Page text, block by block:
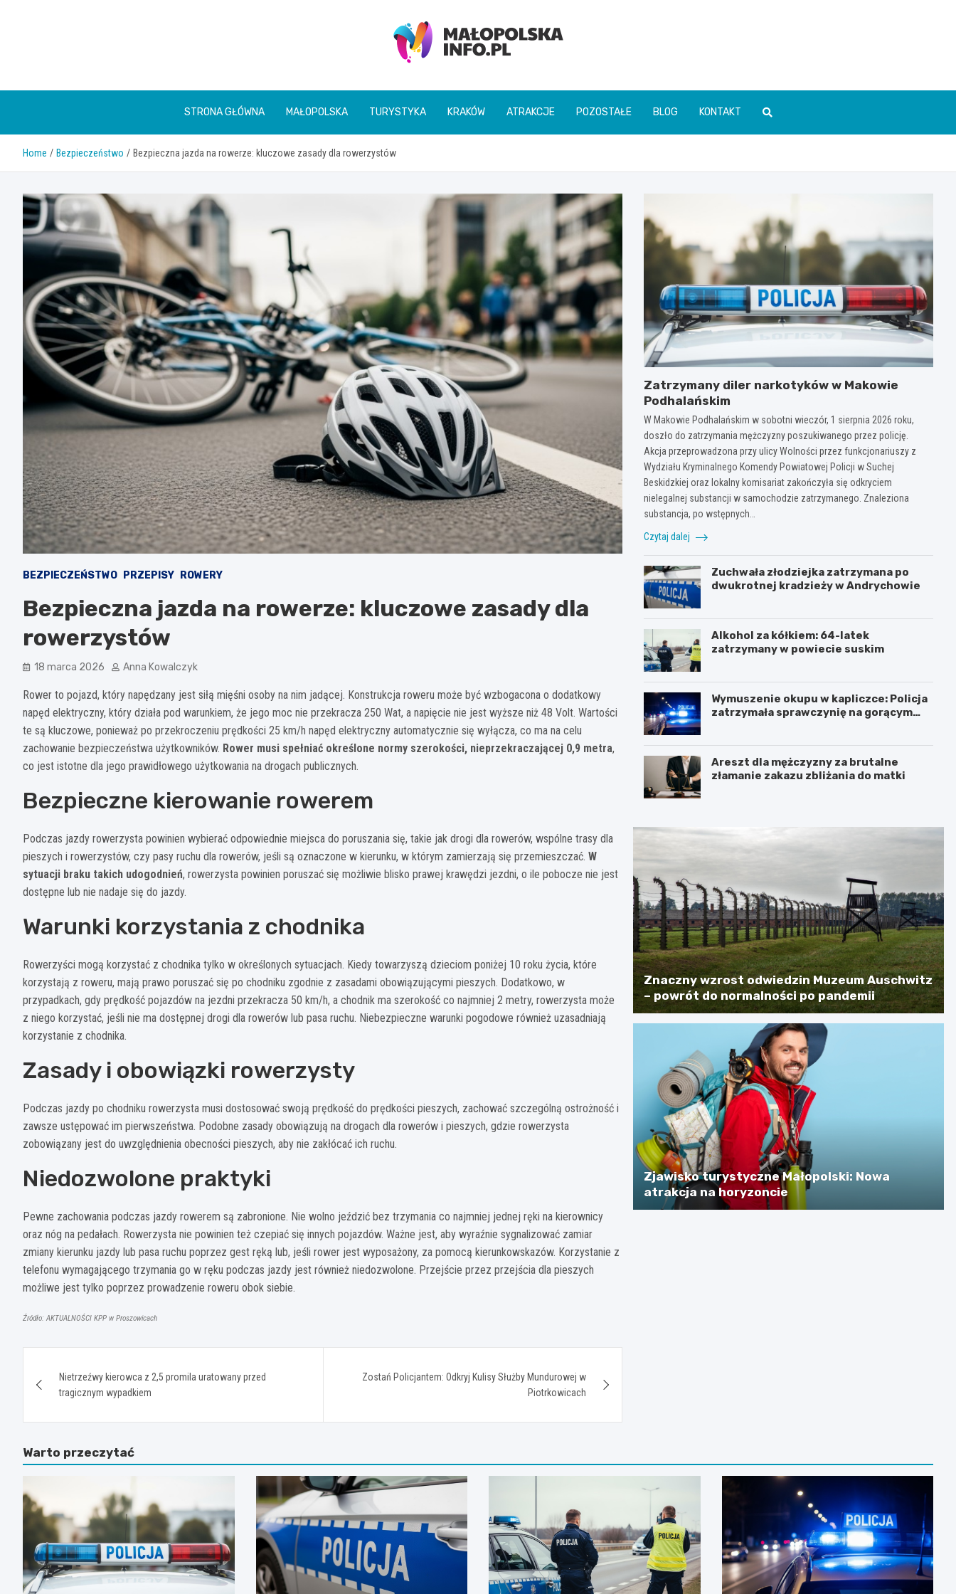
Małopolska Info
STRONA GŁÓWNA MAŁOPOLSKA TURYSTYKA KRAKÓW ATRAKCJE POZOSTAŁE BLOG KONTAKT
Home Bezpieczeństwo Bezpieczna jazda na rowerze: kluczowe zasady dla rowerzystów
BEZPIECZEŃSTWO PRZEPISY ROWERY
Bezpieczna jazda na rowerze: kluczowe zasady dla
rowerzystów
18 marca 2026 Anna Kowalczyk
Rower to pojazd, który napędzany jest siłą mięśni osoby na nim jadącej. Konstrukcja roweru może być wzbogacona o dodatkowy
napęd elektryczny, który działa pod warunkiem, że jego moc nie przekracza 250 Wat, a napięcie nie jest wyższe niż 48 Volt. Wartości
te są kluczowe, ponieważ po przekroczeniu prędkości 25 km/h napęd elektryczny automatycznie się wyłącza, co ma na celu
zachowanie bezpieczeństwa użytkowników. Rower musi spełniać określone normy szerokości, nieprzekraczającej 0,9 metra,
co jest istotne dla jego prawidłowego użytkowania na drogach publicznych.
Bezpieczne kierowanie rowerem
Podczas jazdy rowerzysta powinien wybierać odpowiednie miejsca do poruszania się, takie jak drogi dla rowerów, wspólne trasy dla
pieszych i rowerzystów, czy pasy ruchu dla rowerów, jeśli są oznaczone w kierunku, w którym zamierzają się przemieszczać. W
sytuacji braku takich udogodnień, rowerzysta powinien poruszać się możliwie blisko prawej krawędzi jezdni, o ile pobocze nie jest
dostępne lub nie nadaje się do jazdy.
Warunki korzystania z chodnika
Rowerzyści mogą korzystać z chodnika tylko w określonych sytuacjach. Kiedy towarzyszą dzieciom poniżej 10 roku życia, które
korzystają z roweru, mają prawo poruszać się po chodniku zgodnie z zasadami obowiązującymi pieszych. Dodatkowo, w
przypadkach, gdy prędkość pojazdów na jezdni przekracza 50 km/h, a chodnik ma szerokość co najmniej 2 metry, rowerzysta może
z niego korzystać, jeśli nie ma dostępnej drogi dla rowerów lub pasa ruchu. Niebezpieczne warunki pogodowe również uzasadniają
korzystanie z chodnika.
Zasady i obowiązki rowerzysty
Podczas jazdy po chodniku rowerzysta musi dostosować swoją prędkość do prędkości pieszych, zachować szczególną ostrożność i
zawsze ustępować im pierwszeństwa. Podobne zasady obowiązują na drogach dla rowerów i pieszych, gdzie rowerzysta
zobowiązany jest do uwzględnienia obecności pieszych, aby nie zakłócać ich ruchu.
Niedozwolone praktyki
Pewne zachowania podczas jazdy rowerem są zabronione. Nie wolno jeździć bez trzymania co najmniej jednej ręki na kierownicy
oraz nóg na pedałach. Rowerzysta nie powinien też czepiać się innych pojazdów. Ważne jest, aby wyraźnie sygnalizować zamiar
zmiany kierunku jazdy lub pasa ruchu poprzez gest ręką lub, jeśli rower jest wyposażony, za pomocą kierunkowskazów. Korzystanie z
telefonu wymagającego trzymania go w ręku podczas jazdy jest również niedozwolone. Przejście przez przejścia dla pieszych
możliwe jest tylko poprzez prowadzenie roweru obok siebie.
Źródło: AKTUALNOŚCI KPP w Proszowicach
wpisuNietrzeźwy kierowca z 2,5 promila uratowany przed
tragicznym wypadkiem
Zostań Policjantem: Odkryj Kulisy Służby Mundurowej w
Piotrkowicach
Zatrzymany diler narkotyków w Makowie
Podhalańskim
W Makowie Podhalańskim w sobotni wieczór, 1 sierpnia 2026 roku,
doszło do zatrzymania mężczyzny poszukiwanego przez policję.
Akcja przeprowadzona przy ulicy Wolności przez funkcjonariuszy z
Wydziału Kryminalnego Komendy Powiatowej Policji w Suchej
Beskidzkiej oraz lokalny komisariat zakończyła się odkryciem
nielegalnej substancji w samochodzie zatrzymanego. Znaleziona
substancja, po wstępnych…
Czytaj dalej
Zuchwała złodziejka zatrzymana po
dwukrotnej kradzieży w Andrychowie
Alkohol za kółkiem: 64-latek
zatrzymany w powiecie suskim
Wymuszenie okupu w kapliczce: Policja
zatrzymała sprawczynię na gorącym
Areszt dla mężczyzny za brutalne
złamanie zakazu zbliżania do matki
Znaczny wzrost odwiedzin Muzeum Auschwitz
– powrót do normalności po pandemii
Zjawisko turystyczne Małopolski: Nowa
atrakcja na horyzoncie
Warto przeczytać